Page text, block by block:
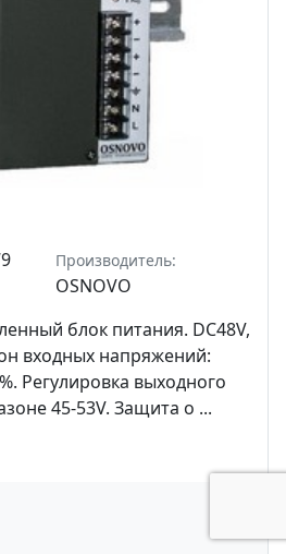
Производитель:
OSNOVO
блок питания. DC48V,
входных напряжений:
Регулировка выходного
45-53V. Защита о ...